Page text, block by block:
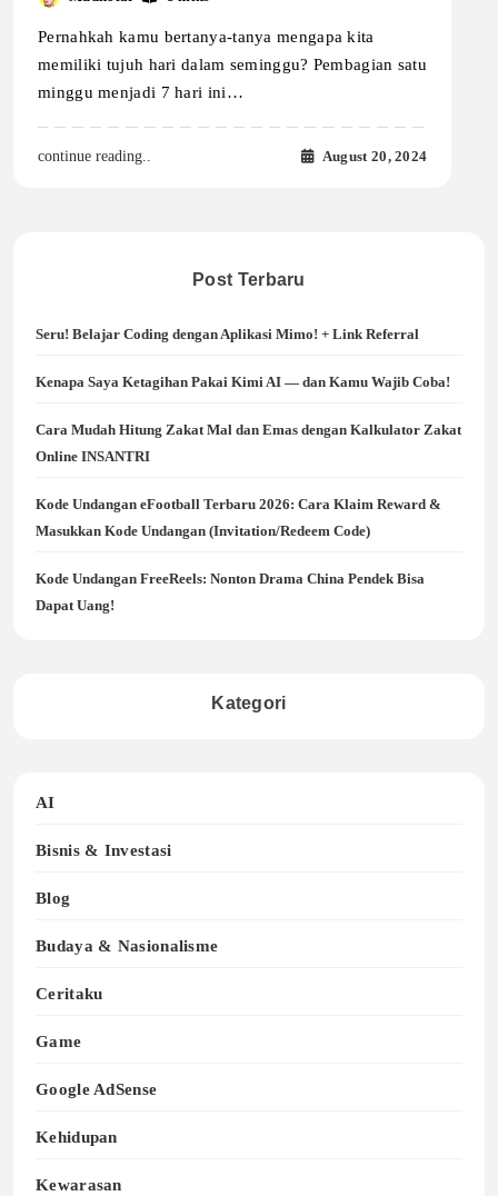
Pernahkah kamu bertanya-tanya mengapa kita
memiliki tujuh hari dalam seminggu? Pembagian satu
minggu menjadi 7 hari ini…
continue reading.. August 20, 2024
Post Terbaru
Seru! Belajar Coding dengan Aplikasi Mimo! + Link Referral
Kenapa Saya Ketagihan Pakai Kimi AI — dan Kamu Wajib Coba!
Cara Mudah Hitung Zakat Mal dan Emas dengan Kalkulator Zakat
Online INSANTRI
Kode Undangan eFootball Terbaru 2026: Cara Klaim Reward &
Masukkan Kode Undangan (Invitation/Redeem Code)
Kode Undangan FreeReels: Nonton Drama China Pendek Bisa
Dapat Uang!
Kategori
AI
Bisnis & Investasi
Blog
Budaya & Nasionalisme
Ceritaku
Game
Google AdSense
Kehidupan
Kewarasan